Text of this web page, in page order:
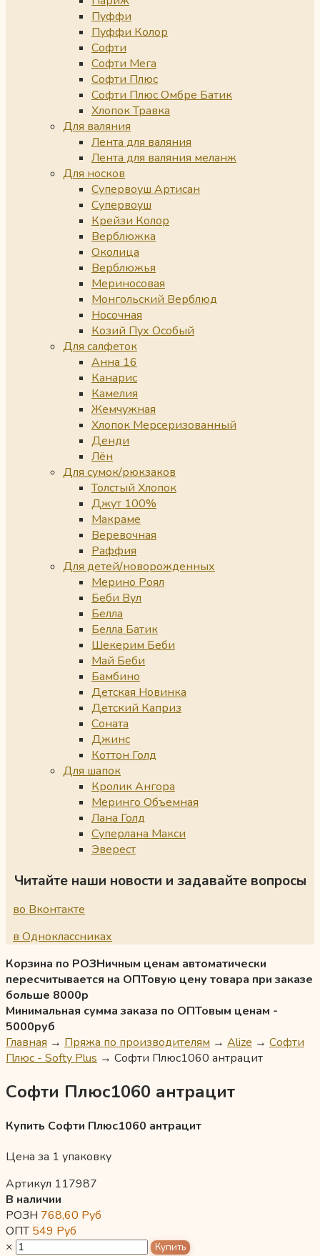
Пуффи
Пуффи Колор
Софти
Софти Мега
Софти Плюс
Софти Плюс Омбре Батик
Хлопок Травка
Для валяния
Лента для валяния
Лента для валяния меланж
Для носков
Супервоуш Артисан
Супервоуш
Крейзи Колор
Верблюжка
Околица
Верблюжья
Мериносовая
Монгольский Верблюд
Носочная
Козий Пух Особый
Для салфеток
Анна 16
Канарис
Камелия
Жемчужная
Хлопок Мерсеризованный
Денди
Лён
Для сумок/рюкзаков
Толстый Хлопок
Джут 100%
Макраме
Веревочная
Раффия
Для детей/новорожденных
Мерино Роял
Беби Вул
Белла
Белла Батик
Шекерим Беби
Май Беби
Бамбино
Детская Новинка
Детский Каприз
Соната
Джинс
Коттон Голд
Для шапок
Кролик Ангора
Меринго Объемная
Лана Голд
Суперлана Макси
Эверест
Читайте наши новости и задавайте вопросы
во Вконтакте
в Одноклассниках
Корзина по РОЗНичным ценам автоматически
пересчитывается на ОПТовую цену товара при заказе
больше 8000р
Минимальная сумма заказа по ОПТовым ценам -
5000руб
Главная → Пряжа по производителям → Alize → Софти
Плюс - Softy Plus → Софти Плюс1060 антрацит
Софти Плюс1060 антрацит
Купить Софти Плюс1060 антрацит
Цена за 1 упаковку
Артикул 117987
В наличии
РОЗН 768,60 Руб
ОПТ549 Руб
×